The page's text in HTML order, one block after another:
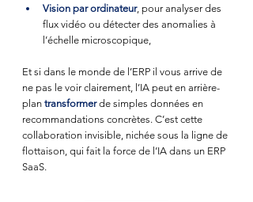
Vision par ordinateur, pour analyser des
flux vidéo ou détecter des anomalies à
l’échelle microscopique,
Et si dans le monde de l’ERP il vous arrive de
ne pas le voir clairement, l’IA peut en arrière-
plan transformer de simples données en
recommandations concrètes. C’est cette
collaboration invisible, nichée sous la ligne de
flottaison, qui fait la force de l’IA dans un ERP
SaaS.